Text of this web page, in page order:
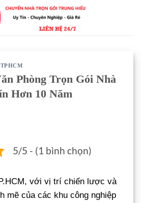
Phòng Trọn Gói Nhà
Hơn 10 Năm
5/5 - (1 bình chọn)
với vị trí chiến lược và
mẽ của các khu công nghiệp